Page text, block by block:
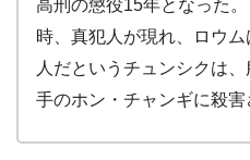
高刑の懲役15年となった
時、真犯人が現れ、ロウ
人だという チュンシクは
手のホン・チャンギに殺害